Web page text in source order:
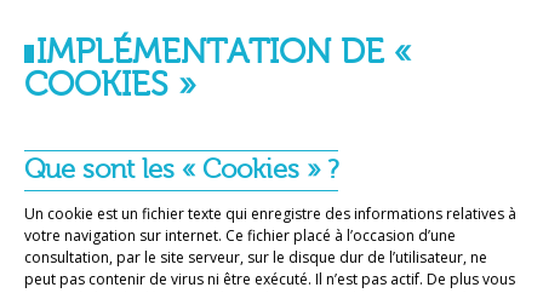
IMPLÉMENTATION DE «
COOKIES »
Que sont les « Cookies » ?
Un cookie est un fichier texte qui enregistre des informations relatives à
votre navigation sur internet. Ce fichier placé à l’occasion d’une
consultation, par le site serveur, sur le disque dur de l’utilisateur, ne
peut pas contenir de virus ni être exécuté. Il n’est pas actif. De plus vous